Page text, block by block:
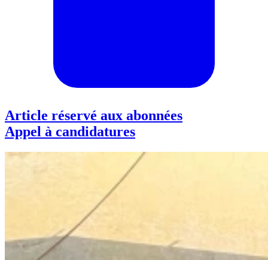
Article réservé aux abonnées
Appel à candidatures